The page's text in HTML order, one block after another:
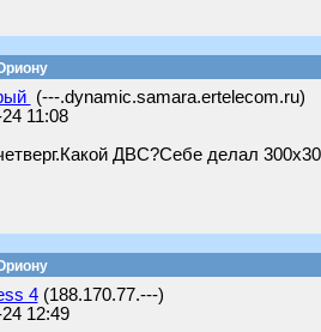
(---.dynamic.samara.ertelecom.ru)
11:08
ДВС?Себе делал
4(188.170.77.---)
12:49